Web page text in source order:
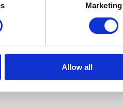
Marketing
Allow all